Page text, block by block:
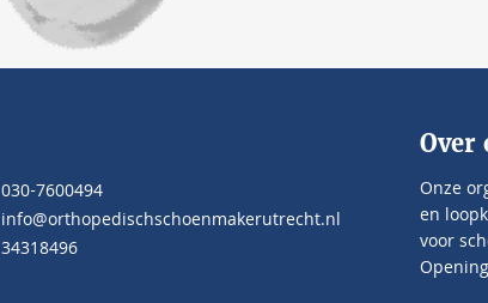
030-7600494
info@orthopedischschoenmakerutrecht.nl
34318496
Over
Onze
en
voor